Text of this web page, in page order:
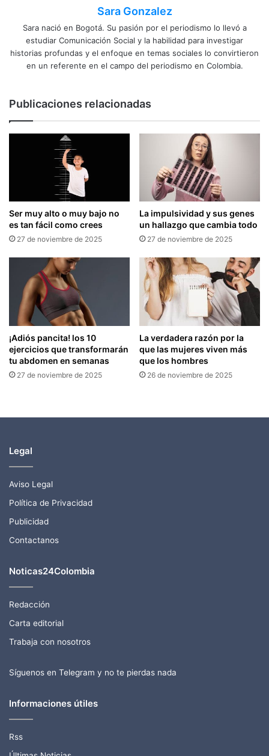
Sara Gonzalez
Sara nació en Bogotá. Su pasión por el periodismo lo llevó a
estudiar Comunicación Social y la habilidad para investigar
historias profundas y el enfoque en temas sociales lo convirtieron
en un referente en el campo del periodismo en Colombia.
Publicaciones relacionadas
Ser muy alto o muy bajo no
es tan fácil como crees
27 de noviembre de 2025
La impulsividad y sus genes
un hallazgo que cambia todo
27 de noviembre de 2025
¡Adiós pancita! los 10
ejercicios que transformarán
tu abdomen en semanas
27 de noviembre de 2025
La verdadera razón por la
que las mujeres viven más
que los hombres
26 de noviembre de 2025
Legal
Aviso Legal
Política de Privacidad
Publicidad
Contactanos
Noticas24Colombia
Redacción
Carta editorial
Trabaja con nosotros
Síguenos en Telegram y no te pierdas nada
Informaciones útiles
Rss